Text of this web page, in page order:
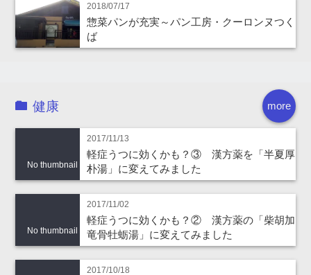
2018/07/17
惣菜パンが充実～パン工房・クーロンヌつく
ば
more
健康
No thumbnail
2017/11/13
軽症うつに効くかも？③ 漢方薬を「半夏厚
朴湯」に変えてみました
No thumbnail
2017/11/02
軽症うつに効くかも？② 漢方薬の「柴胡加
竜骨牡蛎湯」に変えてみました
2017/10/18